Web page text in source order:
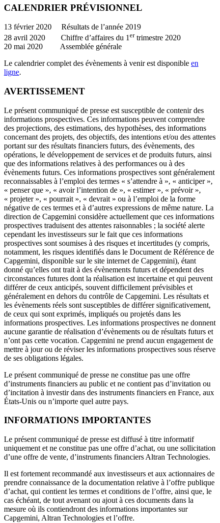
CALENDRIER PRÉVISIONNEL
13 février 2020 Résultats de l’année 2019
28 avril 2020 Chiffre d’affaires du 1 ertrimestre 2020
20 mai 2020 Assemblée générale
Le calendrier complet des évènements à venir est disponible en
ligne.
AVERTISSEMENT
Le présent communiqué de presse est susceptible de contenir des
informations prospectives. Ces informations peuvent comprendre
des projections, des estimations, des hypothèses, des informations
concernant des projets, des objectifs, des intentions et/ou des attentes
portant sur des résultats financiers futurs, des évènements, des
opérations, le développement de services et de produits futurs, ainsi
que des informations relatives à des performances ou à des
évènements futurs. Ces informations prospectives sont généralement
reconnaissables à l’emploi des termes « s’attendre à », « anticiper »,
« penser que », « avoir l’intention de », « estimer », « prévoir »,
« projeter », « pourrait », « devrait » ou à l’emploi de la forme
négative de ces termes et à d’autres expressions de même nature. La
direction de Capgemini considère actuellement que ces informations
prospectives traduisent des attentes raisonnables ; la société alerte
cependant les investisseurs sur le fait que ces informations
prospectives sont soumises à des risques et incertitudes (y compris,
notamment, les risques identifiés dans le Document de Référence de
Capgemini, disponible sur le site internet de Capgemini), étant
donné qu’elles ont trait à des évènements futurs et dépendent des
circonstances futures dont la réalisation est incertaine et qui peuvent
différer de ceux anticipés, souvent difficilement prévisibles et
généralement en dehors du contrôle de Capgemini. Les résultats et
les évènements réels sont susceptibles de différer significativement,
de ceux qui sont exprimés, impliqués ou projetés dans les
informations prospectives. Les informations prospectives ne donnent
aucune garantie de réalisation d’évènements ou de résultats futurs et
n’ont pas cette vocation. Capgemini ne prend aucun engagement de
mettre à jour ou de réviser les informations prospectives sous réserve
de ses obligations légales.
Le présent communiqué de presse ne constitue pas une offre
d’instruments financiers au public et ne contient pas d’invitation ou
d’incitation à investir dans des instruments financiers en France, aux
États-Unis ou n’importe quel autre pays.
INFORMATIONS IMPORTANTES
Le présent communiqué de presse est diffusé à titre informatif
uniquement et ne constitue pas une offre d’achat, ou une sollicitation
d’une offre de vente, d’instruments financiers Altran Technologies.
Il est fortement recommandé aux investisseurs et aux actionnaires de
prendre connaissance de la documentation relative à l’offre publique
d’achat, qui contient les termes et conditions de l’offre, ainsi que, le
cas échéant, de tout avenant ou ajout à ces documents dans la
mesure où ils contiendront des informations importantes sur
Capgemini, Altran Technologies et l’offre.